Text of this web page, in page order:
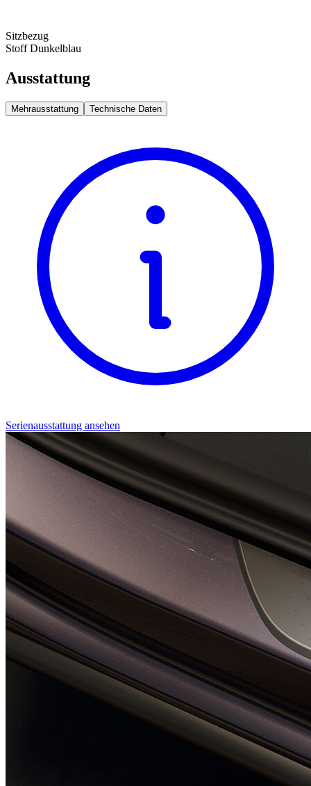
Sitzbezug
Stoff Dunkelblau
Ausstattung
Mehrausstattung Technische Daten
Serienausstattung ansehen